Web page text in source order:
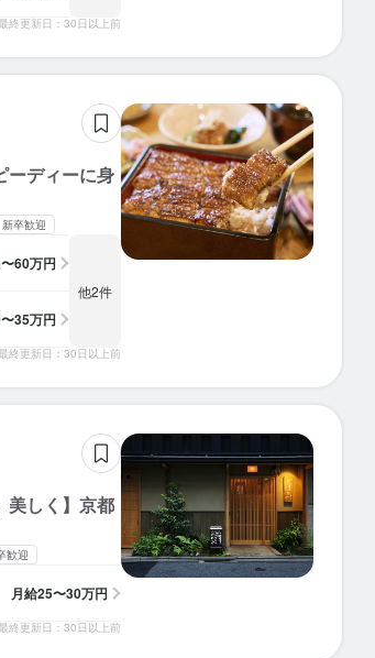
終更新日：30日以上前
ーディーに身
新卒歓迎
60万円
35万円
他2件
終更新日：30日以上前
美しく】京都
歓迎
月給25〜30万円
終更新日：30日以上前